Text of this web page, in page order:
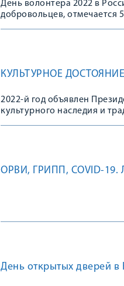
День волонтера 2022 в
добровольцев, отмечается
КУЛЬТУРНОЕ
2022-й год объявлен
культурного наследия и
ОРВИ, ГРИПП, COVID-
День открытых дверей в